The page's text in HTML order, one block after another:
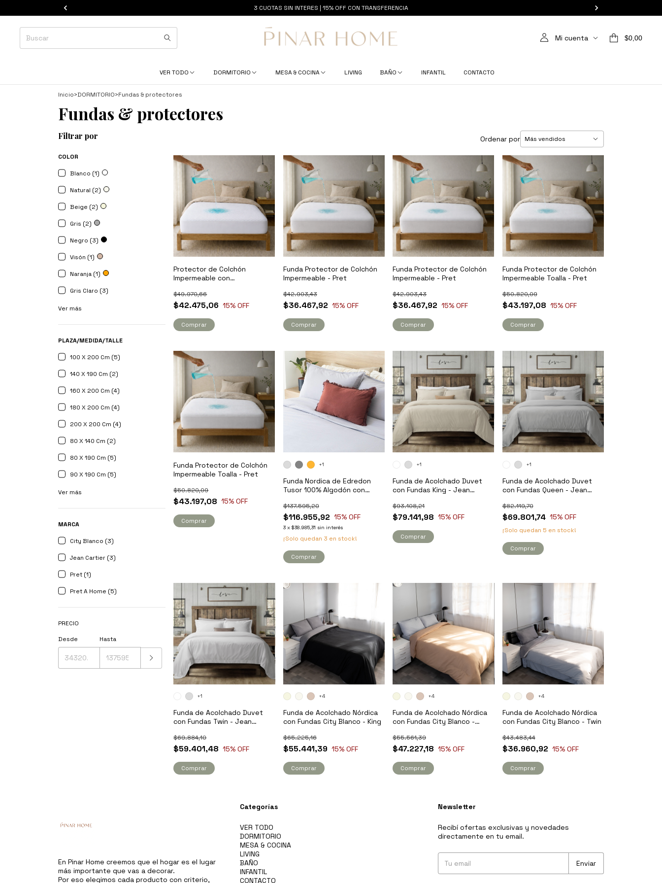
3 CUOTAS SIN INTERES | 15% OFF CON TRANSFERENCIA
Mi cuenta $0,00
VER TODO DORMITORIO MESA & COCINA LIVING BAÑO INFANTIL CONTACTO
Inicio>DORMITORIO>Fundas & protectores
Fundas & protectores
Filtrar por
COLOR
Blanco (1)
Natural (2)
Beige (2)
Gris (2)
Negro (3)
Visón (1)
Naranja (1)
Gris Claro (3)
Ver más
PLAZA/MEDIDA/TALLE
100 X 200 Cm (5)
140 X 190 Cm (2)
160 X 200 Cm (4)
180 X 200 Cm (4)
200 X 200 Cm (4)
80 X 140 Cm (2)
80 X 190 Cm (5)
90 X 190 Cm (5)
Ver más
MARCA
City Blanco (3)
Jean Cartier (3)
Pret (1)
Pret A Home (5)
PRECIO
Desde
Hasta
Ordenar por
Protector de Colchón
Impermeable con
$42.475,06
$49.970,66
15% OFF
Comprar
Funda Protector de Colchón
Impermeable - Pret
$36.467,92
$42.903,43
15% OFF
Comprar
Funda Protector de Colchón
Impermeable - Pret
$36.467,92
$42.903,43
15% OFF
Comprar
Funda Protector de Colchón
Impermeable Toalla - Pret
$43.197,08
$50.820,09
15% OFF
Comprar
Funda Protector de Colchón
Impermeable Toalla - Pret
$43.197,08
$50.820,09
15% OFF
Comprar
Funda Nordica de Edredon
Tusor 100% Algodón con
$116.955,92
$137.595,20
15% OFF
3 x $38.985,31 sin interés
¡Solo quedan 3 en stock!
+1
Comprar
Funda de Acolchado Duvet
con Fundas King - Jean
$79.141,98
$93.108,21
15% OFF
+1
Comprar
Funda de Acolchado Duvet
con Fundas Queen - Jean
$69.801,74
$82.119,70
15% OFF
¡Solo quedan 5 en stock!
+1
Comprar
Funda de Acolchado Duvet
con Fundas Twin - Jean
$59.401,48
$69.884,10
15% OFF
+1
Comprar
Funda de Acolchado Nórdica
con Fundas City Blanco - King
$55.441,39
$65.225,16
15% OFF
+4
Comprar
Funda de Acolchado Nórdica
con Fundas City Blanco -
$47.227,18
$55.561,39
15% OFF
+4
Comprar
Funda de Acolchado Nórdica
con Fundas City Blanco - Twin
$36.960,92
$43.483,44
15% OFF
+4
Comprar
En Pinar Home creemos que el hogar es el lugar
más importante que vas a decorar.
Por eso elegimos cada producto con criterio,
Categorías
VER TODO
DORMITORIO
MESA & COCINA
LIVING
BAÑO
INFANTIL
CONTACTO
Newsletter
Recibí ofertas exclusivas y novedades
directamente en tu email.